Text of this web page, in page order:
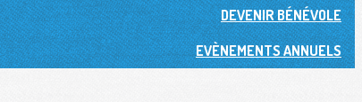
DEVENIR BÉNÉVOLE
EVÈNEMENTS ANNUELS